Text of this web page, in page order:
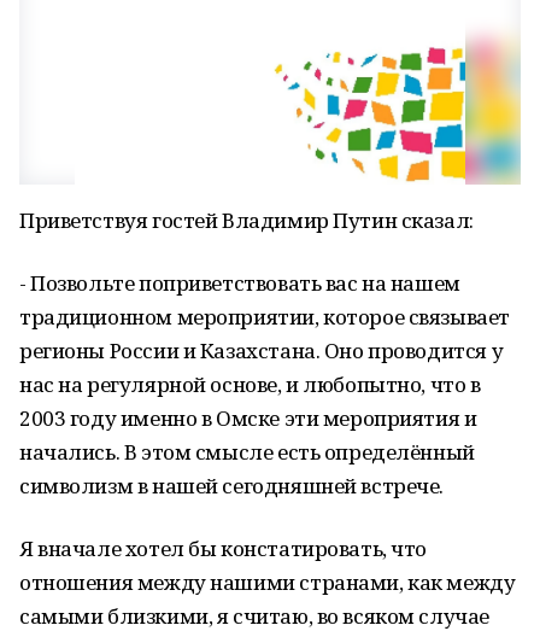
Приветствуя гостей Владимир Путин сказал:
- Позвольте поприветствовать вас на нашем
традиционном мероприятии, которое связывает
регионы России и Казахстана. Оно проводится у
нас на регулярной основе, и любопытно, что в
2003 году именно в Омске эти мероприятия и
начались. В этом смысле есть определённый
символизм в нашей сегодняшней встрече.
Я вначале хотел бы констатировать, что
отношения между нашими странами, как между
самыми близкими, я считаю, во всяком случае